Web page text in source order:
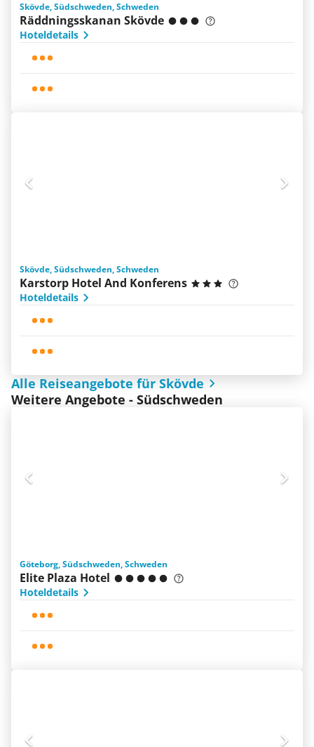
Skövde, Südschweden, Schweden
Räddningsskanan Skövde
Hoteldetails
Skövde, Südschweden, Schweden
Karstorp Hotel And Konferens
Hoteldetails
Alle Reiseangebote für Skövde
Weitere Angebote - Südschweden
Göteborg, Südschweden, Schweden
Elite Plaza Hotel
Hoteldetails